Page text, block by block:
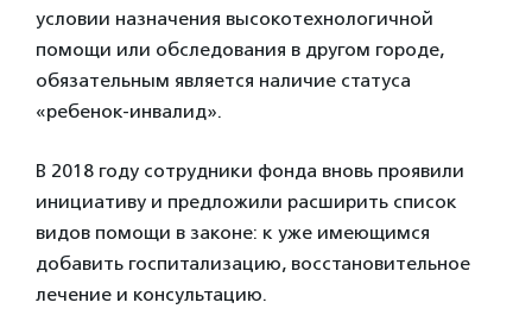
условии назначения высокотехнологичной
помощи или обследования в другом городе,
обязательным является наличие статуса
«ребенок-инвалид».
В 2018 году сотрудники фонда вновь проявили
инициативу и предложили расширить список
видов помощи в законе: к уже имеющимся
добавить госпитализацию, восстановительное
лечение и консультацию.